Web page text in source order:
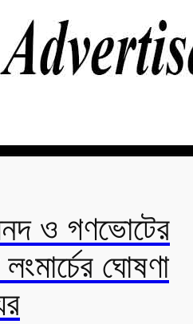
ও গণভোটের
ঘোষণা